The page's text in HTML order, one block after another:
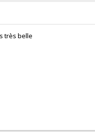
très belle